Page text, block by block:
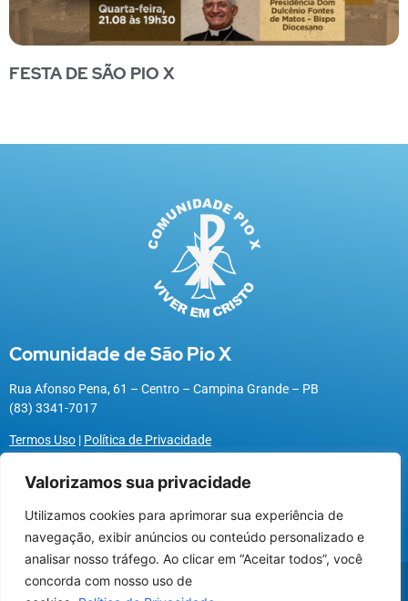
Utilizamos cookies para oferecer melhor
experiência, melhorar o desempenho, analisar
como você interage em nosso site e
personalizar conteúdo.
Valorizamos sua privacidade
Utilizamos cookies para aprimorar sua experiência de
navegação, exibir anúncios ou conteúdo personalizado e
analisar nosso tráfego. Ao clicar em “Aceitar todos”, você
concorda com nosso uso de
FESTA DE SÃO PIO X
Comunidade de São Pio X
Rua Afonso Pena, 61 – Centro – Campina Grande – PB
(83) 3341-7017
Termos Uso | Política de Privacidade
@2026 Associação Carismática Católica São Pio X
Desenvolvido pelaROX